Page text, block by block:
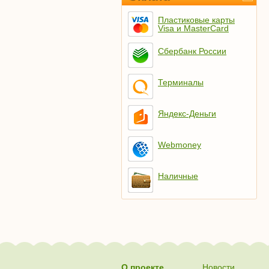
Пластиковые карты
Visa и MasterCard
Сбербанк России
Терминалы
Яндекс-Деньги
Webmoney
Наличные